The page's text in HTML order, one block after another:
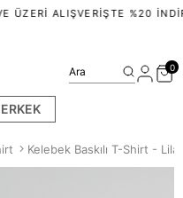
ÜZERI ALIŞVERIŞTE %20
ERKEK
Ara 0
Kelebek Baskılı T-Shirt - Lila